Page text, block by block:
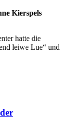
Kierspels
hatte die
leiwe Lue“ und